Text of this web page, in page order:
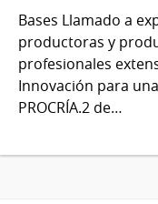
Bases Llamado a
productoras y
profesionales
Innovación para
PROCRÍA.2 de…